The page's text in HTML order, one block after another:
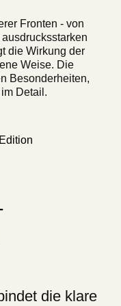
Fronten - von
ausdrucksstarken
die Wirkung der
Weise. Die
Besonderheiten,
Detail.
die klare